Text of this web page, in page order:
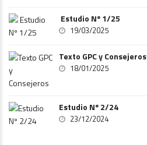
Estudio Nº 1/25
19/03/2025
Texto GPC y Consejeros
18/01/2025
Estudio Nº 2/24
23/12/2024